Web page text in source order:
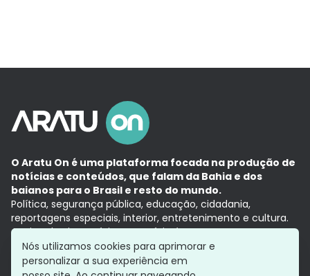
O Aratu On é uma plataforma focada na produção de
notícias e conteúdos, que falam da Bahia e dos
baianos para o Brasil e resto do mundo.
Política, segurança pública, educação, cidadania,
reportagens especiais, interior, entretenimento e cultura.
Aqui, tudo vira notícia e a notícia é no tempo presente,
com a credibilidade do Grupo Aratu.
Grupo Aratu
Política de privacidade
Nós utilizamos cookies para aprimorar e
personalizar a sua experiência em